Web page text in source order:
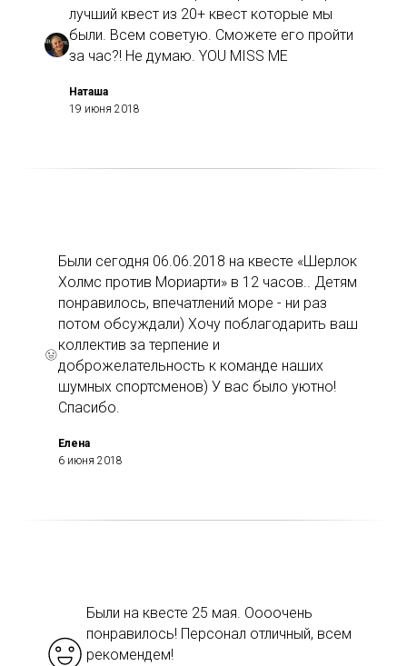
лучший квест из 20+ квест которые мы
были. Всем советую. Сможете его пройти
за час?! Не думаю. YOU MISS ME
Наташа
19 июня 2018
Были сегодня 06.06.2018 на квесте «Шерлок
Холмс против Мориарти» в 12 часов.. Детям
понравилось, впечатлений море - ни раз
потом обсуждали) Хочу поблагодарить ваш
коллектив за терпение и
доброжелательность к команде наших
шумных спортсменов) У вас было уютно!
Спасибо.
Елена
6 июня 2018
Были на квесте 25 мая. Оооочень
понравилось! Персонал отличный, всем
рекомендем!